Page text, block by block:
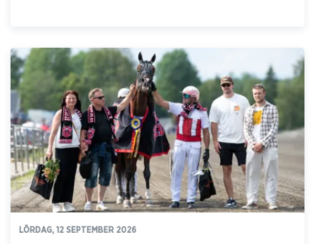
LÖRDAG, 12 SEPTEMBER 2026